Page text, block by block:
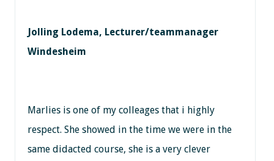
Jolling Lodema, Lecturer/teammanager
Windesheim
Marlies is one of my colleages that i highly
respect. She showed in the time we were in the
same didacted course, she is a very clever